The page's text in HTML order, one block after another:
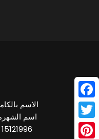
الاسم
اسم